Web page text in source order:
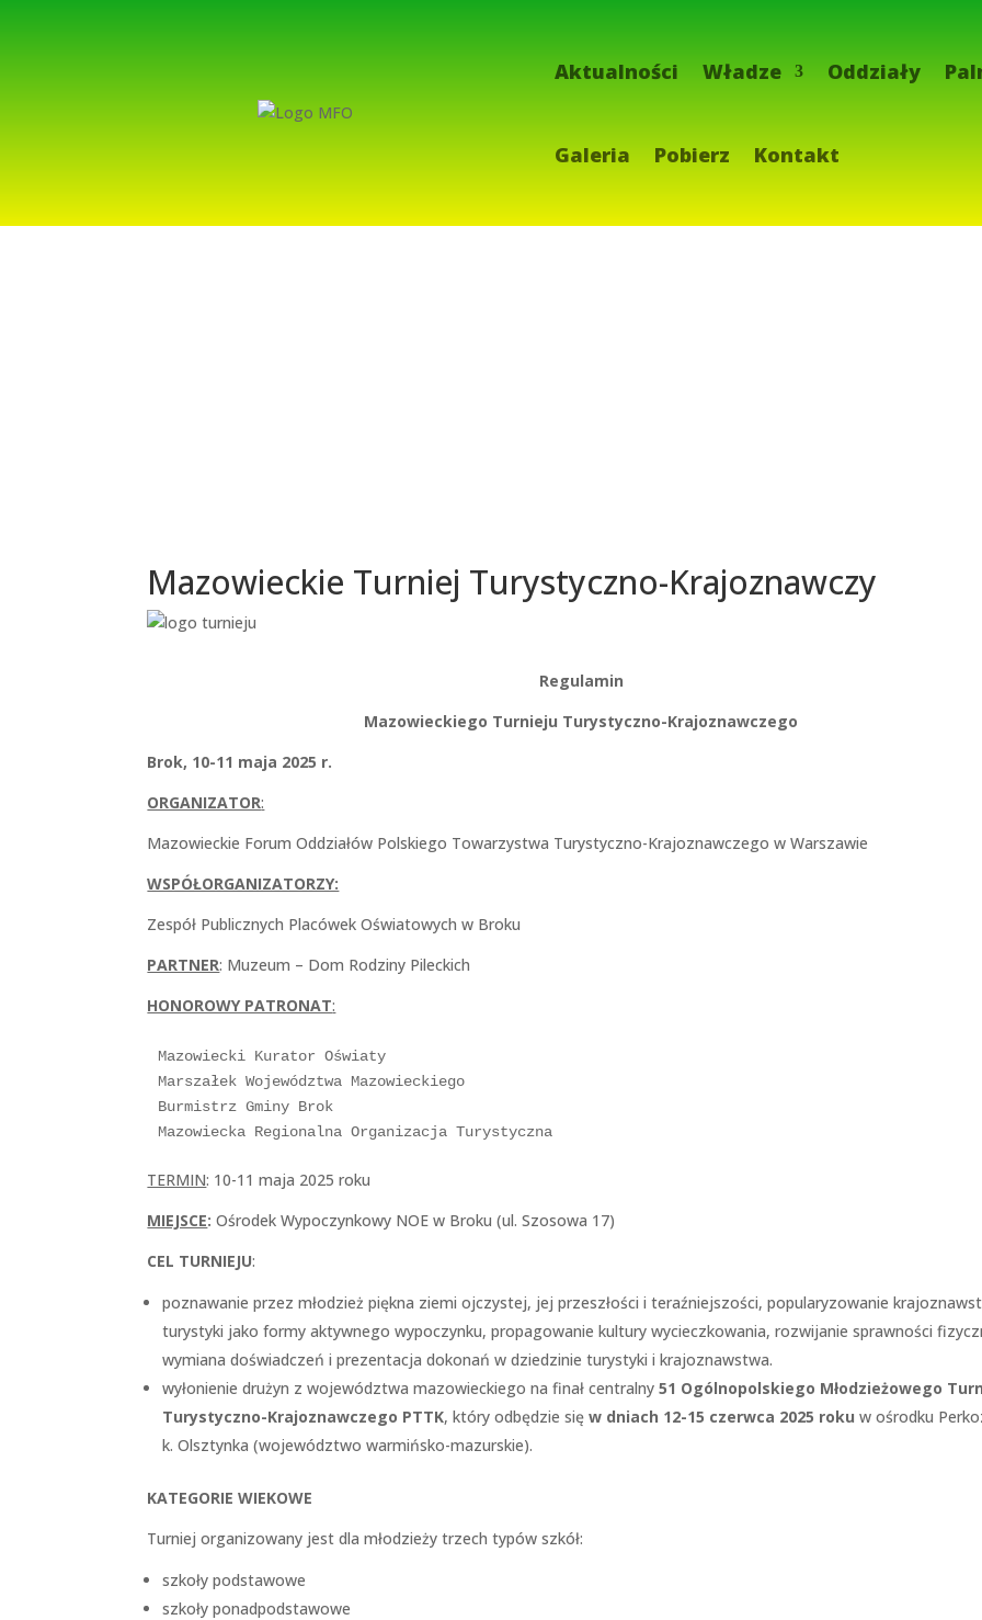
Aktualności Władze Oddziały
Galeria Pobierz Kontakt
Mazowieckie Turniej Turystyczno-Krajoznawczy
Regulamin
Mazowieckiego Turnieju Turystyczno-Krajoznawczego
Brok, 10-11 maja 2025 r.
ORGANIZATOR:
Mazowieckie Forum Oddziałów Polskiego Towarzystwa Turystyczno-Krajoznawczego w Warszawie
WSPÓŁORGANIZATORZY:
Zespół Publicznych Placówek Oświatowych w Broku
PARTNER: Muzeum – Dom Rodziny Pileckich
HONOROWY PATRONAT:
Mazowiecki Kurator Oświaty
Marszałek Województwa Mazowieckiego
Burmistrz Gminy Brok
Mazowiecka Regionalna Organizacja Turystyczna
TERMIN: 10-11 maja 2025 roku
MIEJSCE: Ośrodek Wypoczynkowy NOE w Broku (ul. Szosowa 17)
CEL TURNIEJU:
poznawanie przez młodzież piękna ziemi ojczystej, jej przeszłości i teraźniejszości, popularyzowanie
turystyki jako formy aktywnego wypoczynku, propagowanie kultury wycieczkowania, rozwijanie sprawności
wymiana doświadczeń i prezentacja dokonań w dziedzinie turystyki i krajoznawstwa.
wyłonienie drużyn z województwa mazowieckiego na finał centralny51 Ogólnopolskiego Młodzieżowego
Turystyczno-Krajoznawczego PTTK, który odbędzie sięw dniach 12-15 czerwca 2025 rokuw ośrodku
k. Olsztynka (województwo warmińsko-mazurskie).
KATEGORIE WIEKOWE
Turniej organizowany jest dla młodzieży trzech typów szkół:
szkoły podstawowe
szkoły ponadpodstawowe